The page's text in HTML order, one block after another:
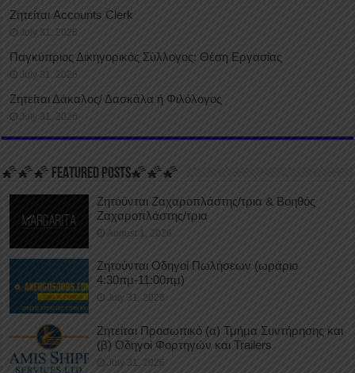
Ζητείται Accounts Clerk
July 31, 2026
Παγκύπριος Δικηγορικός Σύλλογος: Θέση Εργασίας
July 31, 2026
Ζητείται Δάκαλος/ Δασκάλα ή Φιλόλογος
July 31, 2026
🌠🌠🌠 FEATURED POSTS🌠🌠🌠
Ζητούνται Ζαχαροπλάστης/τρια & Βοηθός
Ζαχαροπλάστης/τρια
August 1, 2026
Ζητούνται Οδηγοί Πωλήσεων (ωράριο
4:30πμ-11:00πμ)
July 31, 2026
Ζητείται Προσωπικό (α) Τμήμα Συντήρησης και
(β) Οδηγοί Φορτηγών και Trailers
July 31, 2026